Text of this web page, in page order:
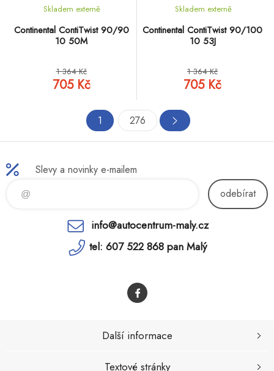
Continental ContiTwist 90/90
10 50M
Skladem externě
1 364 Kč
705 Kč
Continental ContiTwist 90/100
10 53J
Skladem externě
1 364 Kč
705 Kč
1 276
Slevy a novinky e-mailem
odebírat
info@autocentrum-maly.cz
tel: 607 522 868 pan Malý
Další informace
Textové stránky